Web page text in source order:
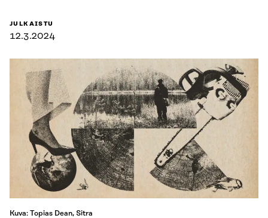
JULKAISTU
12.3.2024
Kuva: Topias Dean, Sitra